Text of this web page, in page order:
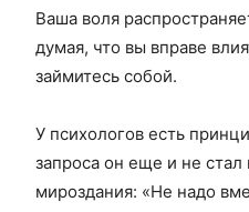
Ваша воля
думая, что вы вправе
займитесь собой.
У психологов есть
запроса он еще и не стал
мироздания: «Не надо